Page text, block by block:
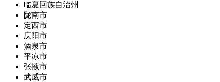
临夏回族自治州
陇南市
定西市
庆阳市
酒泉市
平凉市
张掖市
武威市